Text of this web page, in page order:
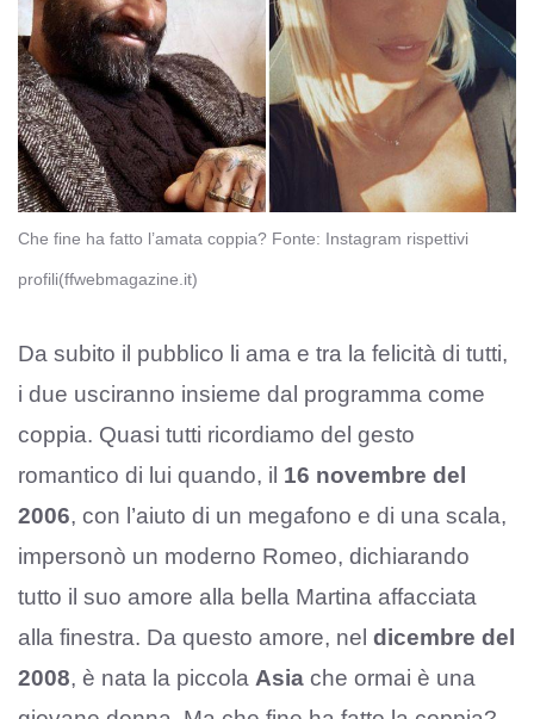
Che fine ha fatto l’amata coppia? Fonte: Instagram rispettivi
profili(ffwebmagazine.it)
Da subito il pubblico li ama e tra la felicità di tutti,
i due usciranno insieme dal programma come
coppia. Quasi tutti ricordiamo del gesto
romantico di lui quando, il 16 novembre del
2006, con l’aiuto di un megafono e di una scala,
impersonò un moderno Romeo, dichiarando
tutto il suo amore alla bella Martina affacciata
alla finestra. Da questo amore, nel dicembre del
2008, è nata la piccola Asia che ormai è una